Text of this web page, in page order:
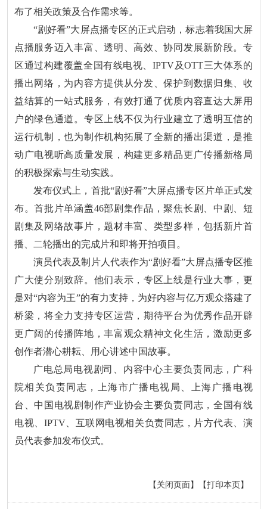
布了相关政策及合作需求等。
“剧好看”大屏点播专区的正式启动，标志着我国大屏
点播服务迈入丰富、透明、高效、协同发展新阶段。专
区通过构建覆盖全国有线电视、IPTV及OTT三大体系的
播出网络，为内容方提供从分发、保护到数据归集、收
益结算的一站式服务，有效打通了优质内容直达大屏用
户的绿色通道。专区上线不仅为行业建立了透明互信的
运行机制，也为制作机构拓展了全新的播出渠道，是推
动广电视听高质量发展，构建更多精品更广传播新格局
的积极探索与生动实践。
发布仪式上，首批“剧好看”大屏点播专区片单正式发
布。首批片单涵盖46部剧集作品，聚焦长剧、中剧、短
剧集及网络故事片，题材丰富、类型多样，包括新片首
播、二轮播出的完成片和即将开拍项目。
演员代表及制片人代表作为“剧好看”大屏点播专区推
广大使分别致辞。他们表示，专区上线是行业大事，更
是对“内容为王”的有力支持，为好内容与亿万观众搭建了
桥梁，将全力支持专区运营，期待平台为优秀作品开辟
更广阔的传播阵地，丰富观众精神文化生活，激励更多
创作者潜心耕耘、用心讲述中国故事。
广电总局电视剧司、内容中心主要负责同志，广科
院相关负责同志，上海市广播电视局、上海广播电视
台、中国电视剧制作产业协会主要负责同志，全国有线
电视、IPTV、互联网电视相关负责同志，片方代表、演
员代表参加发布仪式。
【打印本页】
【关闭页面】